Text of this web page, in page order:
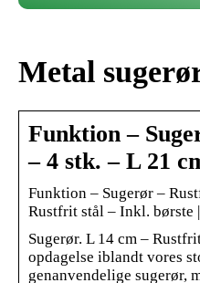
Metal
Funktion –
– 4 stk. – L 21
Funktion – Sugerør –
Rustfrit stål – Inkl. børste
Sugerør. L 14 cm –
opdagelse iblandt vores
genanvendelige sugerør,